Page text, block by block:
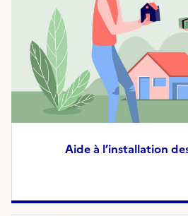
Aide à l’installation